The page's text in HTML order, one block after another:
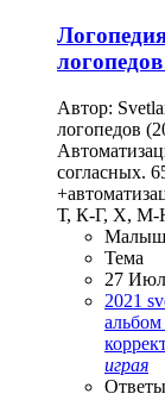
Автор:
логопедов
согласных.
Т, К-Г, Х, М-
Тема
27
2021
альбом
играя